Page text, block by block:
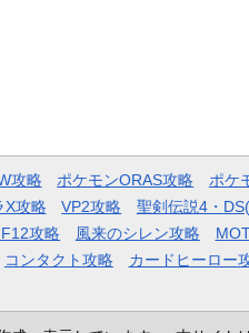
攻略 ポケモンORAS攻略 ポケ
X攻略 VP2攻略 聖剣伝説4・
攻略 風来のシレン攻略
コンタクト攻略 カードヒーロー